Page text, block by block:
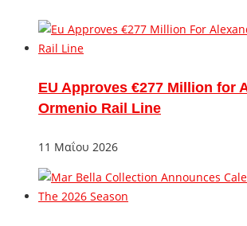
EU Approves €277 Million for
Ormenio Rail Line
11 Μαΐου 2026